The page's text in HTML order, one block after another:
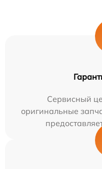
Сервисный
оригинальные